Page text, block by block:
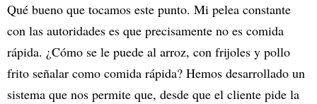
Qué bueno que tocamos este punto. Mi pelea constante
con las autoridades es que precisamente no es comida
rápida. ¿Cómo se le puede al arroz, con frijoles y pollo
frito señalar como comida rápida? Hemos desarrollado un
sistema que nos permite que, desde que el cliente pide la